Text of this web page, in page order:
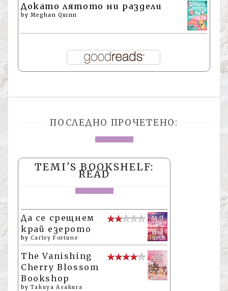
Докато лятото ни раздели
by Meghan Quinn
ПОСЛЕДНО ПРОЧЕТЕНО:
TEMI'S BOOKSHELF:
READ
Да се срещнем
край езерото
by Carley Fortune
The Vanishing
Cherry Blossom
Bookshop
by Takuya Asakura